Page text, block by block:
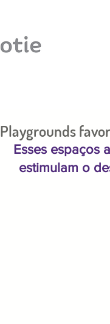
Playgrounds
Esses espaços
estimulam o